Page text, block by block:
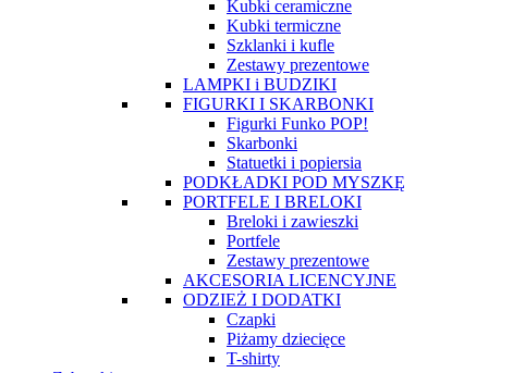
Kubki ceramiczne
Kubki termiczne
Szklanki i kufle
Zestawy prezentowe
LAMPKI i BUDZIKI
FIGURKI I SKARBONKI
Figurki Funko POP!
Skarbonki
Statuetki i popiersia
PODKŁADKI POD MYSZKĘ
PORTFELE I BRELOKI
Breloki i zawieszki
Portfele
Zestawy prezentowe
AKCESORIA LICENCYJNE
ODZIEŻ I DODATKI
Czapki
Piżamy dziecięce
T-shirty